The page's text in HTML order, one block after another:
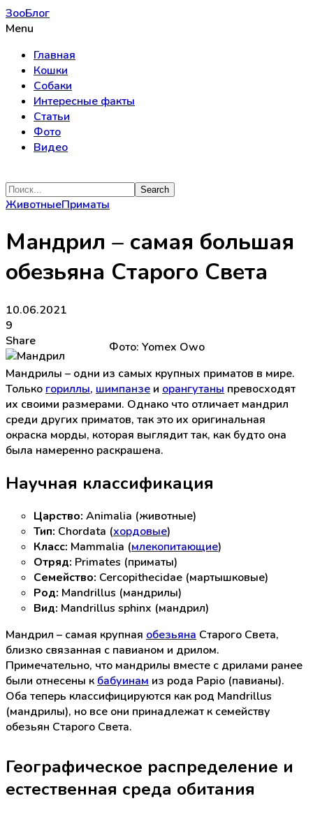
ЗооБлог
Menu
Главная
Кошки
Собаки
Интересные факты
Статьи
Фото
Видео
ЖивотныеПриматы
Мандрил – самая большая
обезьяна Старого Света
10.06.2021
9
Share
Фото: Yomex Owo
Мандрилы – одни из самых крупных приматов в мире.
Только гориллы, шимпанзе и орангутаны превосходят
их своими размерами. Однако что отличает мандрил
среди других приматов, так это их оригинальная
окраска морды, которая выглядит так, как будто она
была намеренно раскрашена.
Научная классификация
Царство: Animalia (животные)
Тип: Chordata (хордовые)
Класс: Mammalia (млекопитающие)
Отряд: Primates (приматы)
Семейство: Cercopithecidae (мартышковые)
Род: Mandrillus (мандрилы)
Вид: Mandrillus sphinx (мандрил)
Мандрил – самая крупная обезьяна Старого Света,
близко связанная с павианом и дрилом.
Примечательно, что мандрилы вместе с дрилами ранее
были отнесены к бабуинам из рода Papio (павианы).
Оба теперь классифицируются как род Mandrillus
(мандрилы), но все они принадлежат к семейству
обезьян Старого Света.
Географическое распределение и
естественная среда обитания